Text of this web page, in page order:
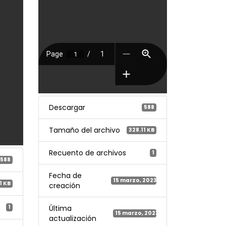
588
KB
1
Descargar 588
Tamaño del archivo 328.11 KB
Recuento de archivos 1
Fecha de
creación
15 marzo, 2023
Última
actualización
15 marzo, 2023